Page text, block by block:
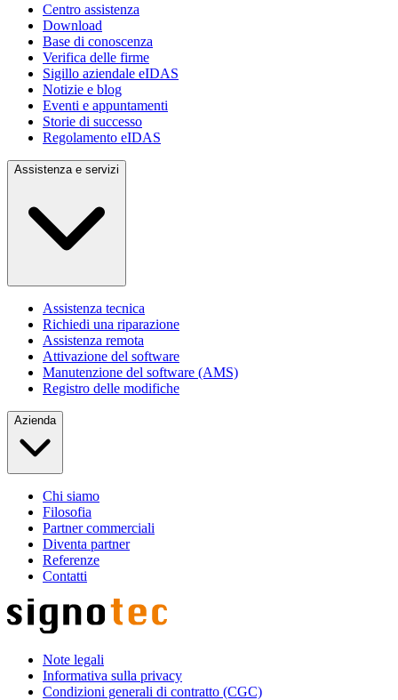
Centro assistenza
Download
Base di conoscenza
Verifica delle firme
Sigillo aziendale eIDAS
Notizie e blog
Eventi e appuntamenti
Storie di successo
Regolamento eIDAS
Assistenza e servizi
Assistenza tecnica
Richiedi una riparazione
Assistenza remota
Attivazione del software
Manutenzione del software (AMS)
Registro delle modifiche
Azienda
Chi siamo
Filosofia
Partner commerciali
Diventa partner
Referenze
Contatti
Note legali
Informativa sulla privacy
Condizioni generali di contratto (CGC)